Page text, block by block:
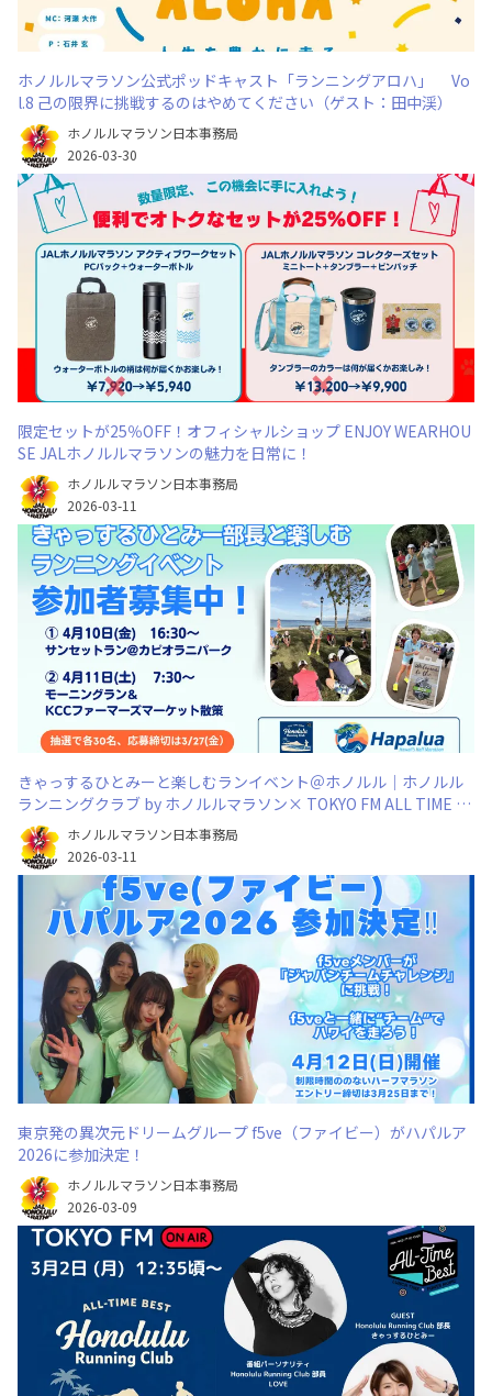
ホノルルマラソン公式ポッドキャスト「ランニングアロハ」 Vo
l.8 己の限界に挑戦するのはやめてください（ゲスト：田中渓）
ホノルルマラソン日本事務局
2026-03-30
限定セットが25％OFF！オフィシャルショップ ENJOY WEARHOU
SE JALホノルルマラソンの魅力を日常に！
ホノルルマラソン日本事務局
2026-03-11
きゃっするひとみーと楽しむランイベント＠ホノルル｜ホノルル
ランニングクラブ by ホノルルマラソン× TOKYO FM ALL TIME B
EST
ホノルルマラソン日本事務局
2026-03-11
東京発の異次元ドリームグループ f5ve（ファイビー）がハパルア
2026に参加決定！
ホノルルマラソン日本事務局
2026-03-09